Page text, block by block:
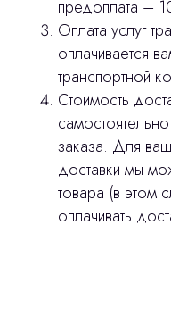
предоплата –
Оплата услуг
оплачивается
транспортной
Стоимость
заказа. Для
доставки мы
товара (в этом
оплачивать
Изготовление
Политика